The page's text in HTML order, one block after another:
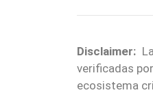
Disclaimer:
verificadas
ecosistema